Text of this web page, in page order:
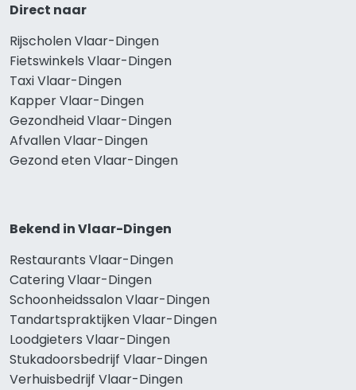
Direct naar
Rijscholen Vlaar-Dingen
Fietswinkels Vlaar-Dingen
Taxi Vlaar-Dingen
Kapper Vlaar-Dingen
Gezondheid Vlaar-Dingen
Afvallen Vlaar-Dingen
Gezond eten Vlaar-Dingen
Bekend in Vlaar-Dingen
Restaurants Vlaar-Dingen
Catering Vlaar-Dingen
Schoonheidssalon Vlaar-Dingen
Tandartspraktijken Vlaar-Dingen
Loodgieters Vlaar-Dingen
Stukadoorsbedrijf Vlaar-Dingen
Verhuisbedrijf Vlaar-Dingen